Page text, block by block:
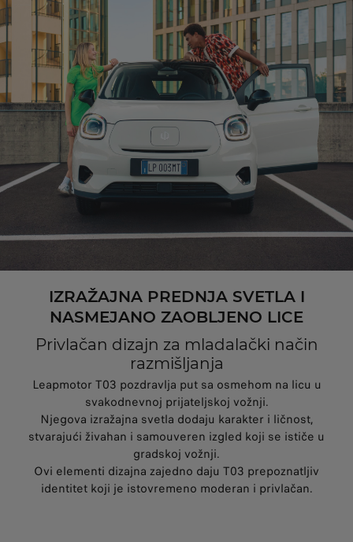
IZRAŽAJNA PREDNJA SVETLA I
NASMEJANO ZAOBLJENO LICE
Privlačan dizajn za mladalački način
razmišljanja
Leapmotor T03 pozdravlja put sa osmehom na licu u
svakodnevnoj prijateljskoj vožnji.
Njegova izražajna svetla dodaju karakter i ličnost,
stvarajući živahan i samouveren izgled koji se ističe u
gradskoj vožnji.
Ovi elementi dizajna zajedno daju T03 prepoznatljiv
identitet koji je istovremeno moderan i privlačan.